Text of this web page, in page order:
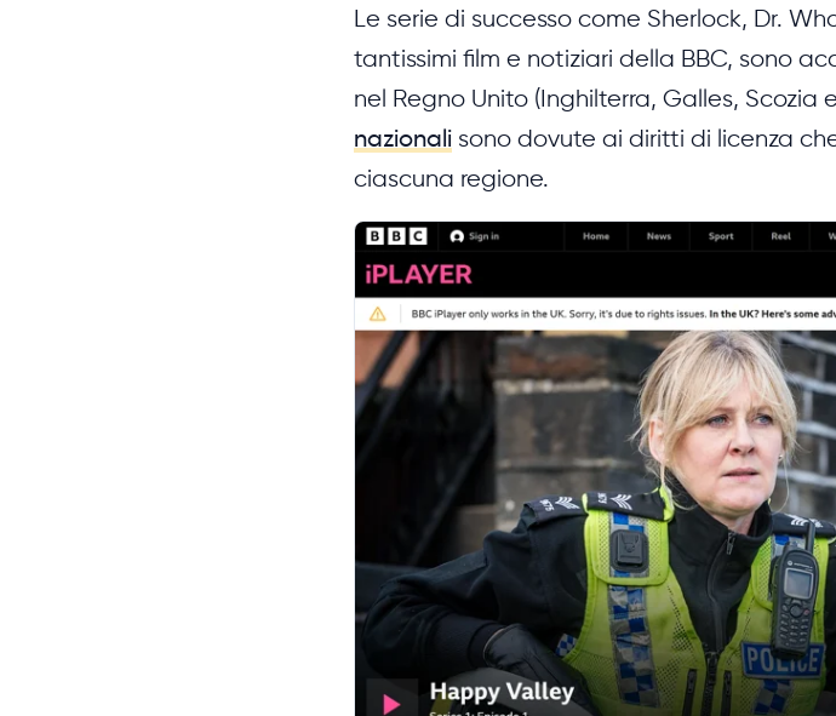
Le serie di successo come Sherlock, Dr.
tantissimi film e notiziari della BBC, sono
nel Regno Unito (Inghilterra, Galles, Scozia
nazionali sono dovute ai diritti di licenza
ciascuna regione.